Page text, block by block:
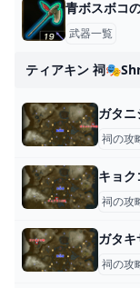
青ボスボコ
武器一覧
ティアキン 祠
ガタニ
祠の攻
キョク
祠の攻
ガタキ
祠の攻